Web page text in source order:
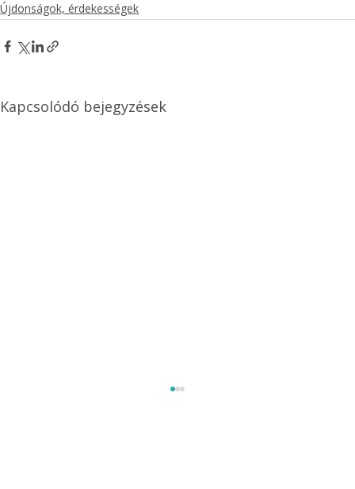
Újdonságok, érdekességek
Kapcsolódó bejegyzések